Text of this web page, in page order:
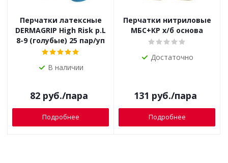
Перчатки латексные
DERMAGRIP High Risk р.L
8-9 (голубые) 25 пар/уп
В наличии
82руб./пара
Подробнее
Перчатки нитриловые
МБС+КР х/б основа
Достаточно
131 руб./пара
Подробнее